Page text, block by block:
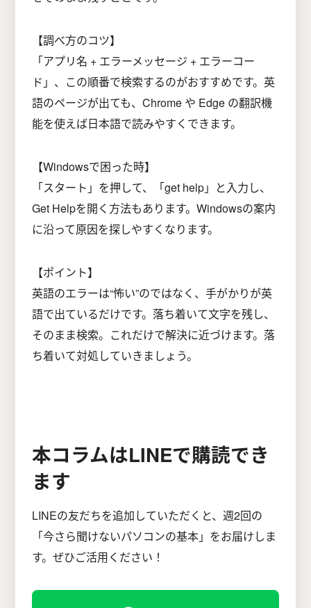
【調べ方のコツ】
「アプリ名 + エラーメッセージ + エラーコー
ド」、この順番で検索するのがおすすめです。英
語のページが出ても、Chrome や Edge の翻訳機
能を使えば日本語で読みやすくできます。
【Windowsで困った時】
「スタート」を押して、「get help」と入力し、
Get Helpを開く方法もあります。Windowsの案内
に沿って原因を探しやすくなります。
【ポイント】
英語のエラーは“怖い”のではなく、手がかりが英
語で出ているだけです。落ち着いて文字を残し、
そのまま検索。これだけで解決に近づけます。落
ち着いて対処していきましょう。
本コラムはLINEで購読でき
ます
LINEの友だちを追加していただくと、週2回の
「今さら聞けないパソコンの基本」をお届けしま
す。ぜひご活用ください！